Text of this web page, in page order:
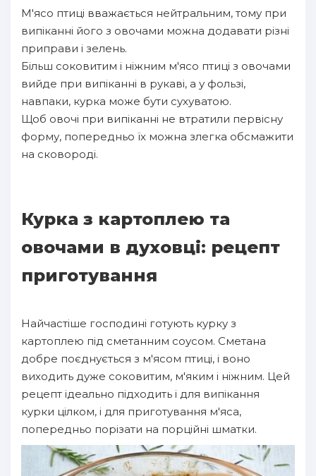
М'ясо птиці вважається нейтральним, тому при
випіканні його з овочами можна додавати різні
приправи і зелень.
Більш соковитим і ніжним м'ясо птиці з овочами
вийде при випіканні в рукаві, а у фользі,
навпаки, курка може бути сухуватою.
Щоб овочі при випіканні не втратили первісну
форму, попередньо їх можна злегка обсмажити
на сковороді.
Курка з картоплею та
овочами в духовці: рецепт
приготування
Найчастіше господині готують курку з
картоплею під сметанним соусом. Сметана
добре поєднується з м'ясом птиці, і воно
виходить дуже соковитим, м'яким і ніжним. Цей
рецепт ідеально підходить і для випікання
курки цілком, і для приготування м'яса,
попередньо порізати на порційні шматки.